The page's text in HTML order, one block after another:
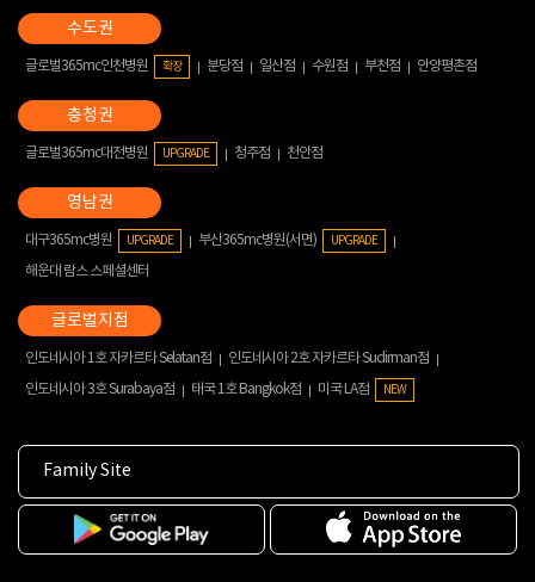
글로벌365mc인천병원 확장 분당점 일산점 수원점 부천점 안양평촌점
글로벌365mc대전병원 UPGRADE 청주점 천안점
대구365mc병원 UPGRADE 부산365mc병원(서면) UPGRADE
해운대 람스 스페셜센터
인도네시아 1호 자카르타 Selatan점
인도네시아 2호 자카르타 Sudirman점
인도네시아 3호 Surabaya점
태국 1호 Bangkok점 미국 LA점 NEW
Family Site